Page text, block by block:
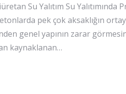
Su Yalıtım Su
pek çok aksaklığın
genel yapının zarar
kaynaklanan…